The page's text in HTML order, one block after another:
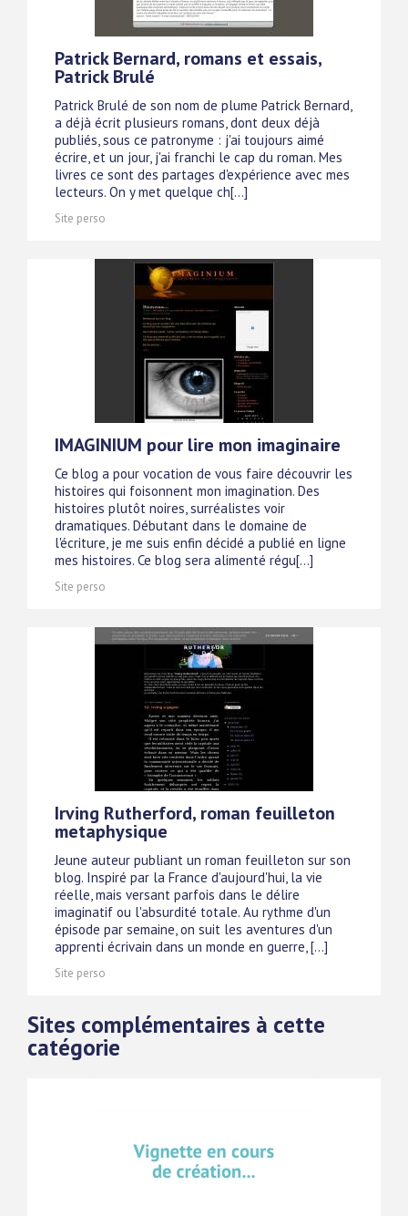
Patrick Bernard, romans et essais,
Patrick Brulé
Patrick Brulé de son nom de plume Patrick Bernard,
a déjà écrit plusieurs romans, dont deux déjà
publiés, sous ce patronyme : j'ai toujours aimé
écrire, et un jour, j'ai franchi le cap du roman. Mes
livres ce sont des partages d'expérience avec mes
lecteurs. On y met quelque ch[...]
Site perso
IMAGINIUM pour lire mon imaginaire
Ce blog a pour vocation de vous faire découvrir les
histoires qui foisonnent mon imagination. Des
histoires plutôt noires, surréalistes voir
dramatiques. Débutant dans le domaine de
l'écriture, je me suis enfin décidé a publié en ligne
mes histoires. Ce blog sera alimenté régu[...]
Site perso
Irving Rutherford, roman feuilleton
metaphysique
Jeune auteur publiant un roman feuilleton sur son
blog. Inspiré par la France d'aujourd'hui, la vie
réelle, mais versant parfois dans le délire
imaginatif ou l'absurdité totale. Au rythme d'un
épisode par semaine, on suit les aventures d'un
apprenti écrivain dans un monde en guerre, [...]
Site perso
Sites complémentaires à cette
catégorie